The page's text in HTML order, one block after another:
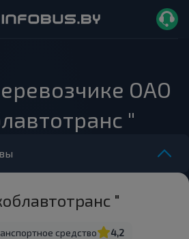
ОАО
"
"
средство
4,2